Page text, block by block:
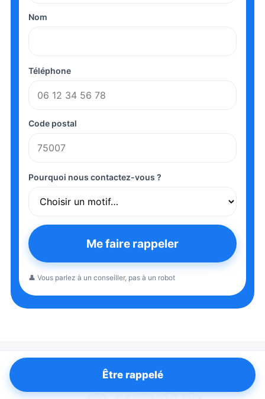
Nom
Téléphone
Code postal
Pourquoi nous contactez-vous ?
Me faire rappeler
👤 Vous parlez à un conseiller, pas à un robot
Être rappelé